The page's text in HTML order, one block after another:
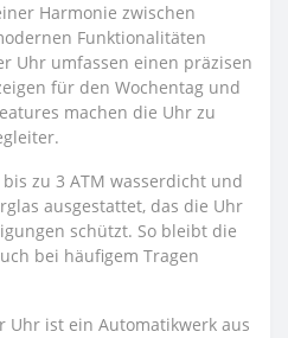
Harmonie zwischen
Funktionalitäten
Uhr umfassen einen präzisen
für den Wochentag und
machen die Uhr zu
zu 3 ATM wasserdicht und
ausgestattet, das die Uhr
schützt. So bleibt die
bei häufigem Tragen
Uhr ist ein Automatikwerk aus